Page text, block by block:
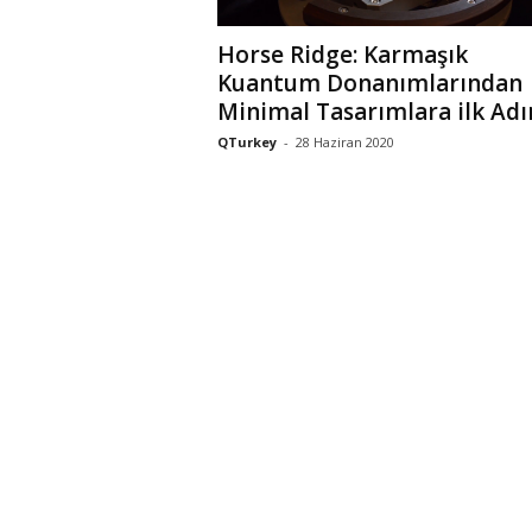
Horse Ridge: Karmaşık
Kuantum Donanımlarından
Minimal Tasarımlara ilk
QTurkey - 28 Haziran 2020